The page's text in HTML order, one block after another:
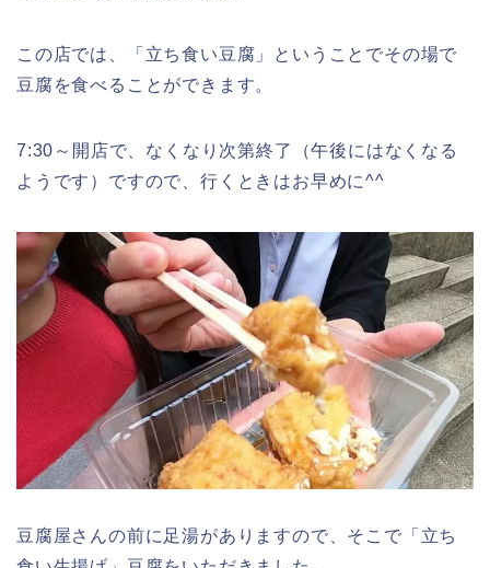
この店では、「立ち食い豆腐」ということでその場で
豆腐を食べることができます。
7:30～開店で、なくなり次第終了（午後にはなくなる
ようです）ですので、行くときはお早めに^^
豆腐屋さんの前に足湯がありますので、そこで「立ち